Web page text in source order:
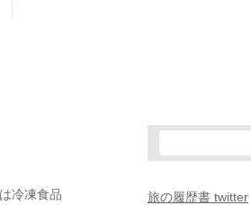
冷凍食品
旅の履歴書 twitter